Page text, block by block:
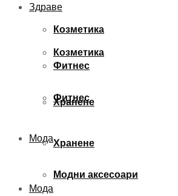
Здраве
Козметика
Фитнес
Хранене
Мода
Козметика
Фитнес
Хранене
Мода
Модни аксесоари